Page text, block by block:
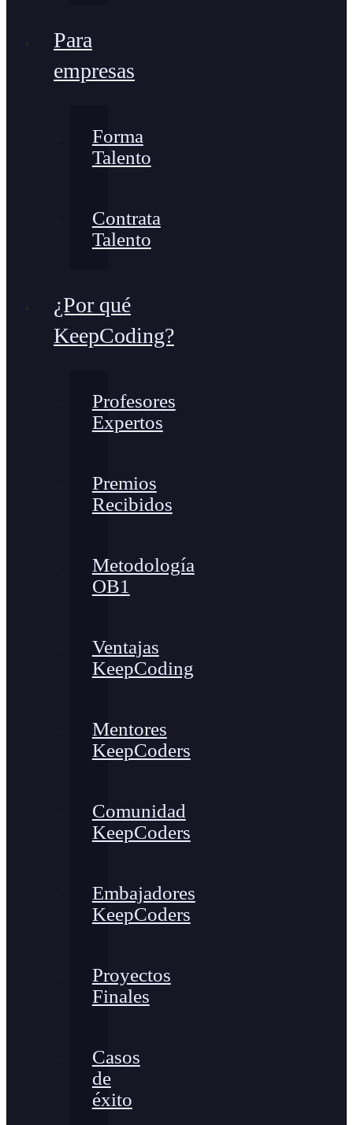
Para
empresas
Forma
Talento
Contrata
Talento
¿Por qué
KeepCoding?
Profesores
Expertos
Premios
Recibidos
Metodología
OB1
Ventajas
KeepCoding
Mentores
KeepCoders
Comunidad
KeepCoders
Embajadores
KeepCoders
Proyectos
Finales
Casos
de
éxito